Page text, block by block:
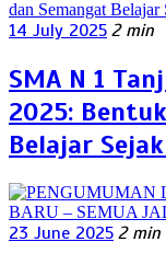
14 July 2025 2 min
SMA N 1
2025:
Belajar
23 June 2025 2 min